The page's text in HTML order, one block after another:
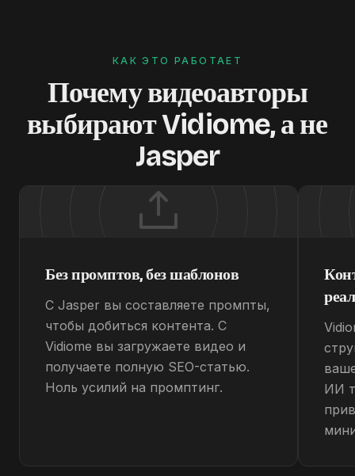
КАК ЭТО РАБОТАЕТ
Почему видеоавторы
выбирают Vidiome, а не
Jasper
Без промптов, без шаблонов
С Jasper вы составляете промпты,
чтобы добиться контента. С
Vidiome вы загружаете видео и
получаете полную SEO-статью.
Ноль усилий на промптинг.
ИИ